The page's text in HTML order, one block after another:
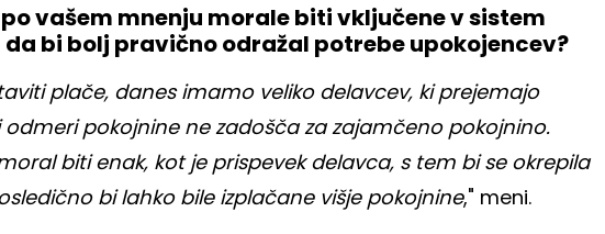
vašem mnenju morale biti vključene v sistem
bi bolj pravično odražal potrebe upokojencev?
plače, danes imamo veliko delavcev, ki prejemajo
pokojnine ne zadošča za zajamčeno pokojnino.
biti enak, kot je prispevek delavca, s tem bi se okrepila
bi lahko bile izplačane višje pokojnine," meni.